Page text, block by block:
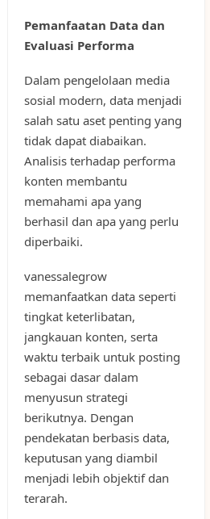
Pemanfaatan Data dan
Evaluasi Performa
Dalam pengelolaan media
sosial modern, data menjadi
salah satu aset penting yang
tidak dapat diabaikan.
Analisis terhadap performa
konten membantu
memahami apa yang
berhasil dan apa yang perlu
diperbaiki.
vanessalegrow
memanfaatkan data seperti
tingkat keterlibatan,
jangkauan konten, serta
waktu terbaik untuk posting
sebagai dasar dalam
menyusun strategi
berikutnya. Dengan
pendekatan berbasis data,
keputusan yang diambil
menjadi lebih objektif dan
terarah.